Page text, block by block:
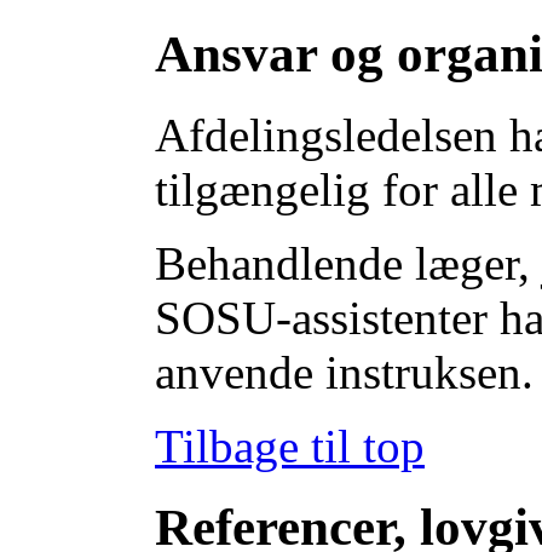
Ansvar og
Afdelingsledelsen
tilgængelig for alle
Behandlende
SOSU-assistenter
anvende instruksen.
Tilbage til top
Referencer,